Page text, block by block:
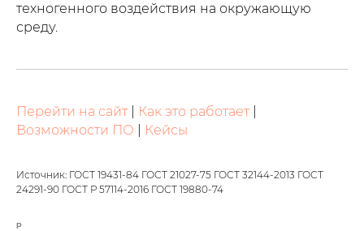
техногенного воздействия на окружающую
среду.
Перейти на сайт| Как это работает|
Возможности ПО
Кейсы
Источник: ГОСТ 19431-84 ГОСТ 21027-75 ГОСТ 32144-2013 ГОСТ
24291-90 ГОСТ Р 57114-2016 ГОСТ 19880-74
Р